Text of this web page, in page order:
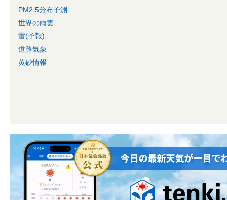
PM2.5分布予測
世界の雨雲
雷(予報)
道路気象
黄砂情報